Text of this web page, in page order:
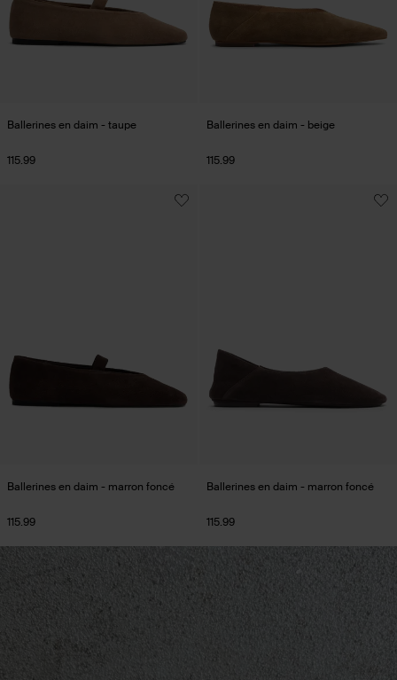
Ballerines en daim - taupe
115.99
Ballerines en daim - beige
115.99
Ballerines en daim - marron foncé
115.99
Ballerines en daim - marron foncé
115.99